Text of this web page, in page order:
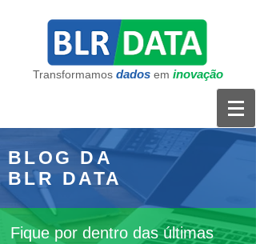
Transformamos dados em inovação
BLOG DA
BLR DATA
Fique por dentro das últimas